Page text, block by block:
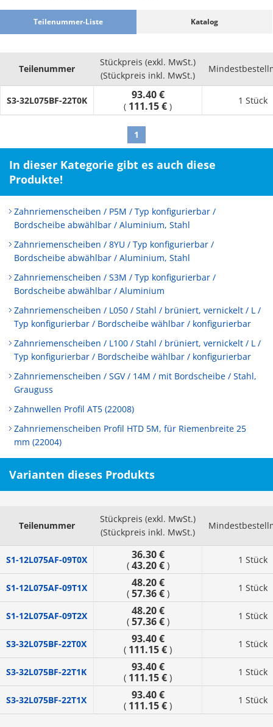
Teilenummer-Liste Katalog
Teilenummer
Stückpreis (exkl. MwSt.)
(Stückpreis inkl. MwSt.)
S3-32L075BF-22T0K 93.40 €
( 111.15 € )
1 Stück
1
In dieser Kategorie gibt es auch diese
Produkte!
Zahnriemenscheiben / P5M / Typ konfigurierbar /
Bordscheibe abwählbar / Aluminium, Stahl
Zahnriemenscheiben / 8YU / Typ konfigurierbar /
Bordscheibe abwählbar / Aluminium, Stahl
Zahnriemenscheiben / S3M / Typ konfigurierbar /
Bordscheibe abwählbar / Aluminium
Zahnriemenscheiben / L050 / Stahl / brüniert, vernickelt / L /
Typ konfigurierbar / Bordscheibe wählbar / konfigurierbar
Zahnriemenscheiben / L100 / Stahl / brüniert, vernickelt / L /
Typ konfigurierbar / Bordscheibe wählbar / konfigurierbar
Zahnriemenscheiben / SGV / 14M / mit Bordscheibe / Stahl,
Grauguss
Zahnwellen Profil AT5 (22008)
Zahnriemenscheiben Profil HTD 5M, für Riemenbreite 25
mm (22004)
Varianten dieses Produkts
Teilenummer
Stückpreis (exkl. MwSt.)
(Stückpreis inkl. MwSt.)
S1-12L075AF-09T0X 36.30 €
( 43.20 €) 1 Stück
S1-12L075AF-09T1X 48.20 €
( 57.36 €) 1 Stück
S1-12L075AF-09T2X 48.20 €
( 57.36 €) 1 Stück
S3-32L075BF-22T0X 93.40 €
( 111.15 € ) 1 Stück
S3-32L075BF-22T1K 93.40 €
( 111.15 € ) 1 Stück
S3-32L075BF-22T1X 93.40 €
( 111.15 € ) 1 Stück